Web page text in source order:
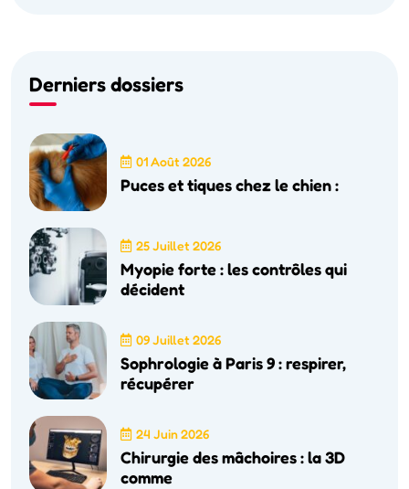
Derniers dossiers
01 Août 2026
Puces et tiques chez le chien :
25 Juillet 2026
Myopie forte : les contrôles qui
décident
09 Juillet 2026
Sophrologie à Paris 9 : respirer,
récupérer
24 Juin 2026
Chirurgie des mâchoires : la 3D
comme